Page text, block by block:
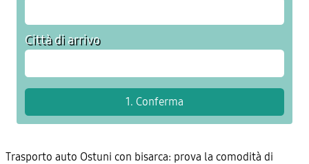
Città di arrivo
Trasporto auto Ostuni con bisarca: prova la comodità di